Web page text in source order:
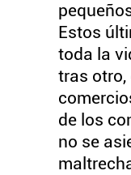
Estos
toda la
tras otro,
de los
no se